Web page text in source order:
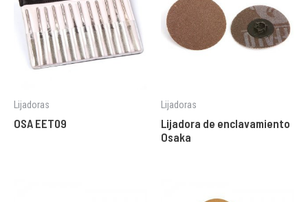
Lijadoras
OSA EET09
Lijadoras
Lijadora de enclavamiento
Osaka